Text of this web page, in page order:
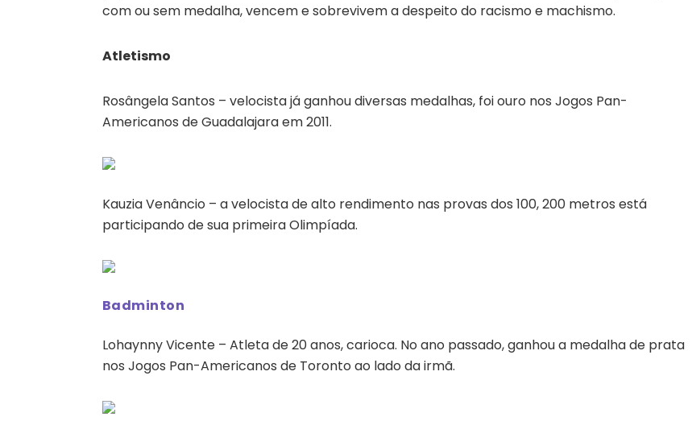
com ou sem medalha, vencem e sobrevivem a despeito do racismo e machismo.
Atletismo
Rosângela Santos – velocista já ganhou diversas medalhas, foi ouro nos Jogos Pan-
Americanos de Guadalajara em 2011.
Kauzia Venâncio – a velocista de alto rendimento nas provas dos 100, 200 metros está
participando de sua primeira Olimpíada.
Badminton
Lohaynny Vicente – Atleta de 20 anos, carioca. No ano passado, ganhou a medalha de prata
nos Jogos Pan-Americanos de Toronto ao lado da irmã.